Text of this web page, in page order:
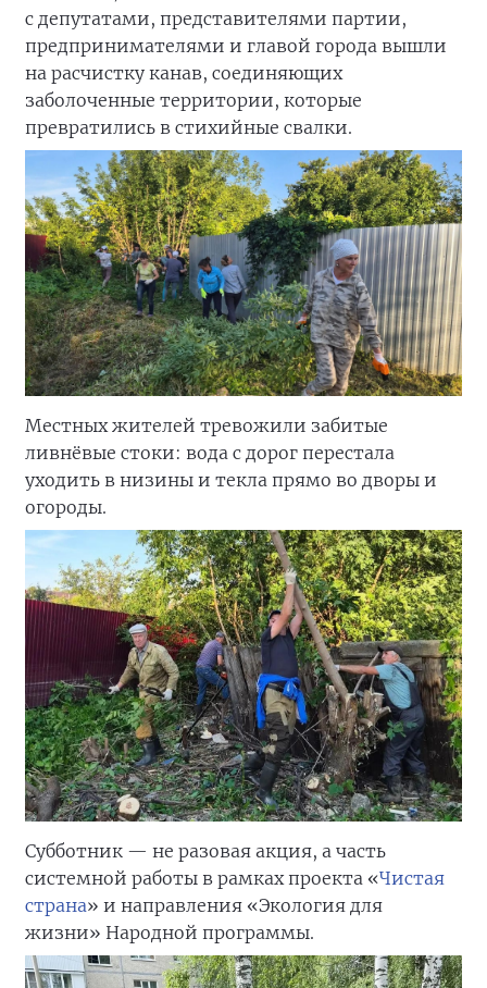
с депутатами, представителями партии,
предпринимателями и главой города вышли
на расчистку канав, соединяющих
заболоченные территории, которые
превратились в стихийные свалки.
Местных жителей тревожили забитые
ливнёвые стоки: вода с дорог перестала
уходить в низины и текла прямо во дворы и
огороды.
Субботник — не разовая акция, а часть
системной работы в рамках проекта «Чистая
страна» и направления «Экология для
жизни» Народной программы.